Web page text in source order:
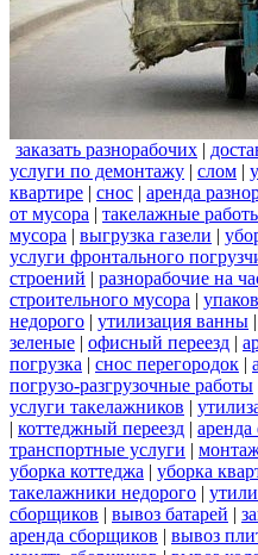
заказать разнорабочих |
услуги по демонтажу | слом |
квартире | снос | аренда
от мусора | такелажные
мусора | выгрузка газели |
услуги фронтального
строений | разнорабочие на
строительного мусора |
недорого | утилизация ванны |
зеленые | офисный переезд |
погрузка | снос перегородок |
погрузо-разгрузочные работы
услуги такелажников |
| коттеджный переезд | аренда
транспортные услуги |
уборка коттеджа | уборка
такелажники недорого |
сборщиков | вывоз батарей |
аренда сборщиков | вывоз